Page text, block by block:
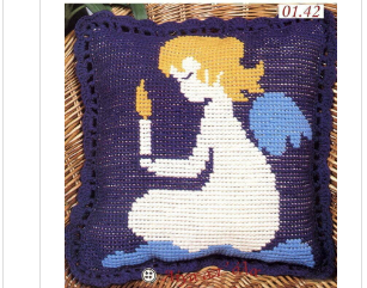
επιλεγούν
στη
σελίδα
του
προϊόντος